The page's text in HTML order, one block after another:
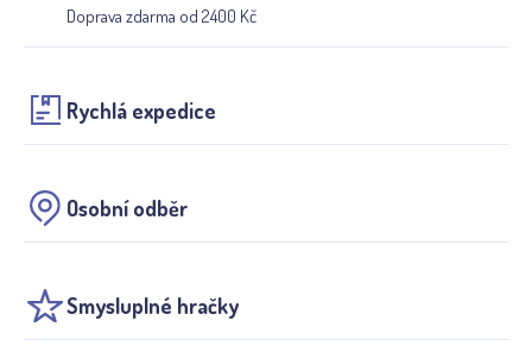
Doprava zdarma od 2400 Kč
Rychlá expedice
Osobní odběr
Smysluplné hračky